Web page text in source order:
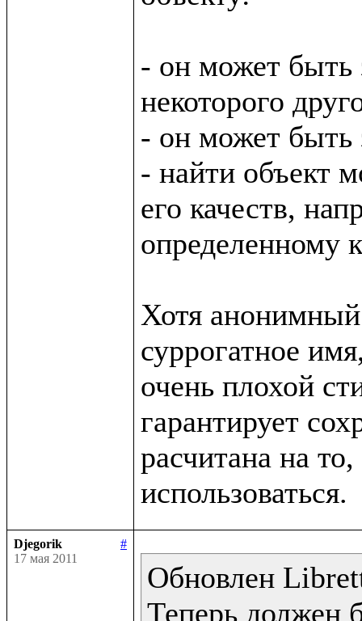
- он может быть
некоторого
- он может быть
- найти объект
его качеств,
определенному
Хотя анонимный
суррогатное
очень плохой
гарантирует
расчитана на
Djegorik
#
17 мая 2011
Обновлен
Теперь должен